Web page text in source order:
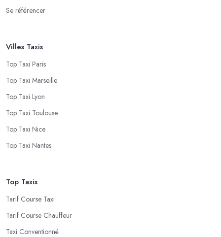
Se référencer
Villes Taxis
Top Taxi Paris
Top Taxi Marseille
Top Taxi Lyon
Top Taxi Toulouse
Top Taxi Nice
Top Taxi Nantes
Top Taxis
Tarif Course Taxi
Tarif Course Chauffeur
Taxi Conventionné